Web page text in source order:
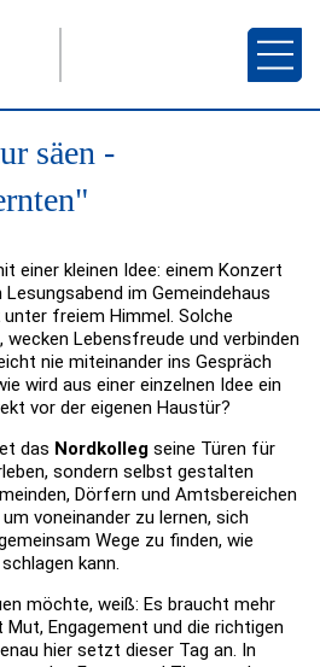
säen -
einer kleinen Idee: einem Konzert
im Gemeindehaus
freiem Himmel. Solche
Lebensfreude und verbinden
nie miteinander ins Gespräch
wird aus einer einzelnen Idee ein
vor der eigenen Haustür?
das Nordkolleg seine Türen für
sondern selbst gestalten
Dörfern und Amtsbereichen
voneinander zu lernen, sich
Wege zu finden, wie
kann.
möchte, weiß: Es braucht mehr
Engagement und die richtigen
hier setzt dieser Tag an. In